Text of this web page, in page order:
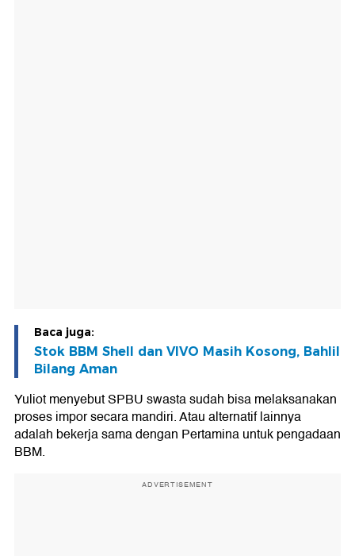
Baca juga:
Stok BBM Shell dan VIVO Masih Kosong, Bahlil
Bilang Aman
Yuliot menyebut SPBU swasta sudah bisa melaksanakan
proses impor secara mandiri. Atau alternatif lainnya
adalah bekerja sama dengan Pertamina untuk pengadaan
BBM.
ADVERTISEMENT